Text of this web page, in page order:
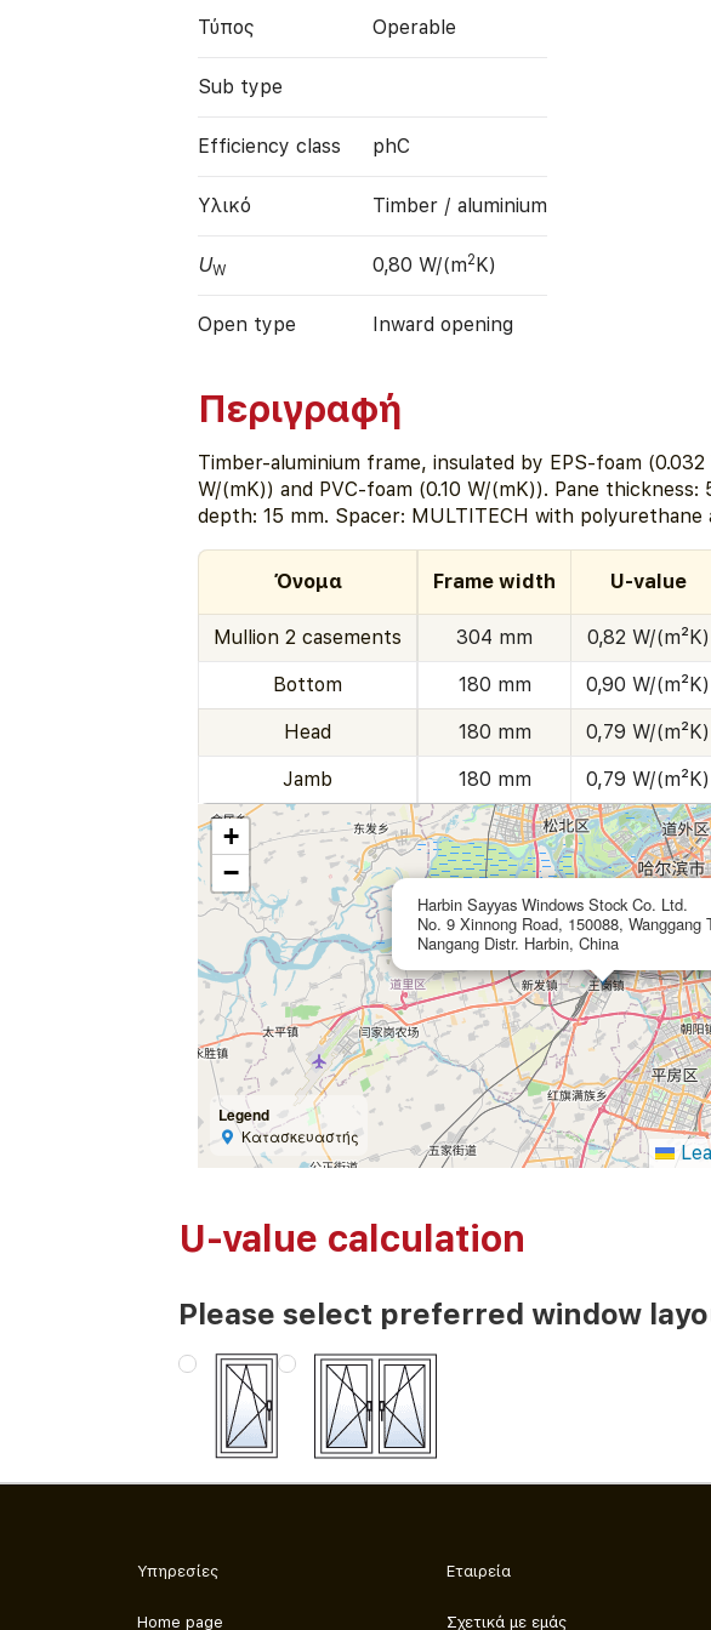
Τύπος Operable
Sub type
Efficiency class phC
Υλικό Timber / aluminium
UW 0,80 W/(m2K)
Open type Inward opening
Περιγραφή
Timber-aluminium frame, insulated by EPS-foam
W/(mK)) and PVC-foam (0.10 W/(mK)). Pane
depth: 15 mm. Spacer: MULTITECH with polyurethane
Όνομα Frame width U-value
Mullion 2 casements 304 mm 0,82 W/(m²K)
Bottom 180 mm 0,90 W/(m²K)
Head 180 mm 0,79 W/(m²K)
Jamb 180 mm 0,79 W/(m²K)
Harbin Sayyas Windows Stock Co. Ltd.
No. 9 Xinnong Road, 150088, Wanggang
Nangang Distr. Harbin, China
+
−
Legend
Κατασκευαστής
U-value calculation
Please select preferred window
Υπηρεσίες
Home page
Εταιρεία
Σχετικά με εμάς